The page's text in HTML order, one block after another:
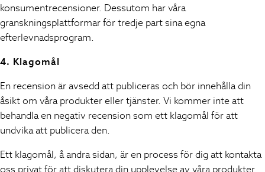
Sleepsuits
Socks & Tights
Blanket Hoodies
All Bags & Accessories
Bags
Hats
Denim Jackets
Raincoats
Shackets
konsumentrecensioner. Dessutom har våra
granskningsplattformar för tredje part sina egna
efterlevnadsprogram.
4. Klagomål
En recension är avsedd att publiceras och bör innehålla din
åsikt om våra produkter eller tjänster. Vi kommer inte att
behandla en negativ recension som ett klagomål för att
undvika att publicera den.
Ett klagomål, å andra sidan, är en process för dig att kontakta
oss privat för att diskutera din upplevelse av våra produkter